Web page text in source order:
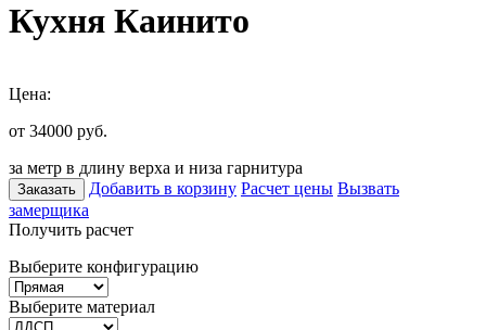
Кухня Каинито
Цена:
от 34000 руб.
за метр в длину верха и низа гарнитура
Заказать Добавить в корзину Расчет цены Вызвать
замерщика
Получить расчет
Выберите конфигурацию
Выберите материал